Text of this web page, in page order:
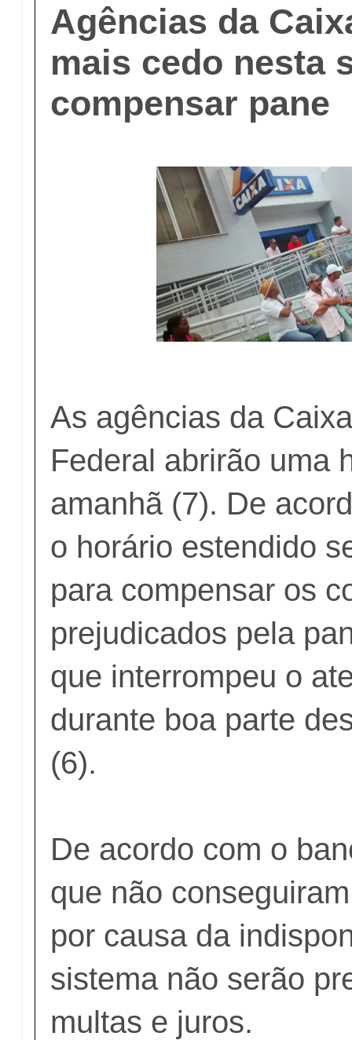
Agências da
mais cedo nesta
compensar pane
As agências da
Federal abrirão uma
amanhã (7). De
o horário estendido
para compensar os
prejudicados pela
que interrompeu o
durante boa parte
(6).
De acordo com o
que não
por causa da
sistema não serão
multas e juros.